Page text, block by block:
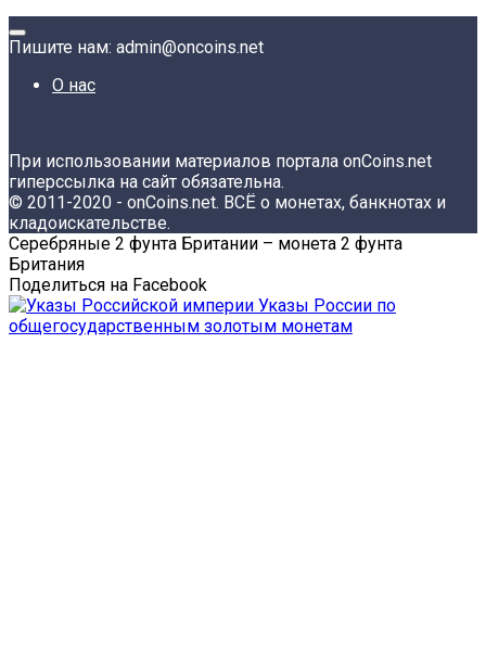
Пишите нам: admin@oncoins.net
О нас
При использовании материалов портала onCoins.net
гиперссылка на сайт обязательна.
© 2011-2020 - onCoins.net. ВСЁ о монетах, банкнотах и
кладоискательстве.
Серебряные 2 фунта Британии – монета 2 фунта
Британия
Поделиться на Facebook
Указы России по
общегосударственным золотым монетам